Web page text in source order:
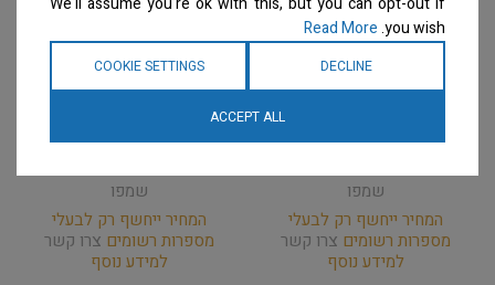
לניקוי עמוק Shampoo For
שמפו
המחיר ייחשף רק לבעלי
מספרות רשומים צרו קשר
למידע נוסף
לניקוי עמוק Shampoo For
שמפו
המחיר ייחשף רק לבעלי
מספרות רשומים צרו קשר
למידע נוסף
you wish.
Read More
DECLINE
COOKIE SETTINGS
ACCEPT ALL